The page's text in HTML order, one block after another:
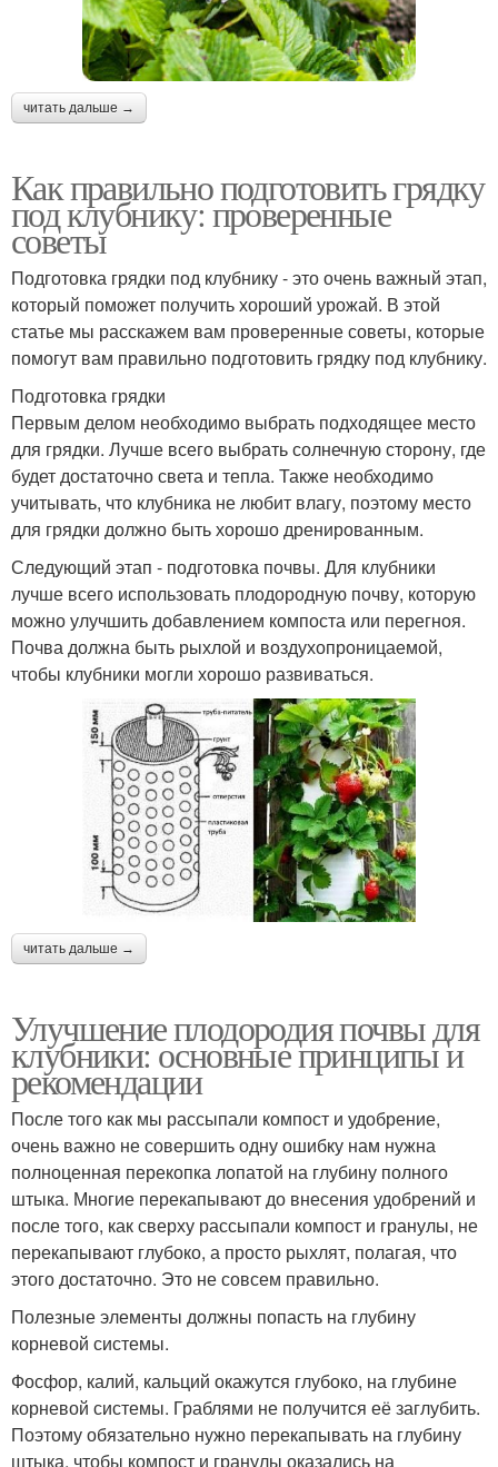
читать дальше →
Как правильно подготовить грядку
под клубнику: проверенные
советы
Подготовка грядки под клубнику - это очень важный этап,
который поможет получить хороший урожай. В этой
статье мы расскажем вам проверенные советы, которые
помогут вам правильно подготовить грядку под клубнику.
Подготовка грядки
Первым делом необходимо выбрать подходящее место
для грядки. Лучше всего выбрать солнечную сторону, где
будет достаточно света и тепла. Также необходимо
учитывать, что клубника не любит влагу, поэтому место
для грядки должно быть хорошо дренированным.
Следующий этап - подготовка почвы. Для клубники
лучше всего использовать плодородную почву, которую
можно улучшить добавлением компоста или перегноя.
Почва должна быть рыхлой и воздухопроницаемой,
чтобы клубники могли хорошо развиваться.
читать дальше →
Улучшение плодородия почвы для
клубники: основные принципы и
рекомендации
После того как мы рассыпали компост и удобрение,
очень важно не совершить одну ошибку нам нужна
полноценная перекопка лопатой на глубину полного
штыка. Многие перекапывают до внесения удобрений и
после того, как сверху рассыпали компост и гранулы, не
перекапывают глубоко, а просто рыхлят, полагая, что
этого достаточно. Это не совсем правильно.
Полезные элементы должны попасть на глубину
корневой системы.
Фосфор, калий, кальций окажутся глубоко, на глубине
корневой системы. Граблями не получится её заглубить.
Поэтому обязательно нужно перекапывать на глубину
штыка, чтобы компост и гранулы оказались на